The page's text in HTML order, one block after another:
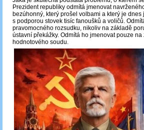
Prezident republiky odmítá jmenovat
bezúhonný, který prošel volbami a který je
s podporou stovek tisíc fanoušků a voličů.
pravomocného rozsudku, nikoliv na základě
ústavní překážky. Odmítá ho jmenovat pouze
hodnotového soudu.